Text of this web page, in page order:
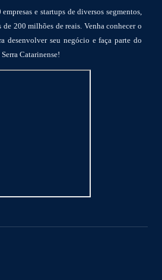
e startups de diversos segmentos,
200 milhões de reais. Venha conhecer o
desenvolver seu negócio e faça parte do
Catarinense!